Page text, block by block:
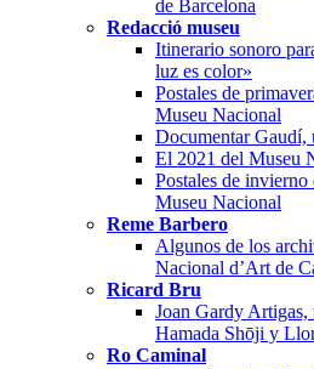
de Barcelona
Redacció museu
Itinerario sonoro
luz es color»
Postales de
Museu Nacional
Documentar Gaudí,
El 2021 del Museu
Postales de invierno
Museu Nacional
Reme Barbero
Algunos de los
Nacional d’Art de
Ricard Bru
Joan Gardy Artigas,
Hamada Shōji y
Ro Caminal